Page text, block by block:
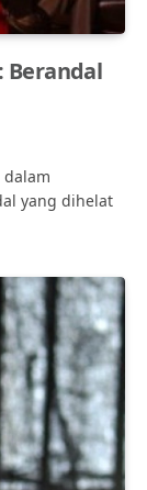
Berandal
dalam
yang dihelat